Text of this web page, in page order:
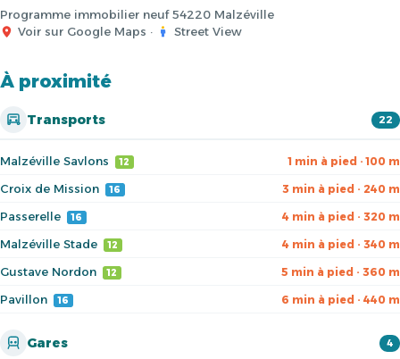
Programme immobilier neuf 54220 Malzéville
Voir sur Google Maps · Street View
À proximité
Transports 22
Malzéville Savlons 12 1 min à pied · 100 m
Croix de Mission 16 3 min à pied · 240 m
Passerelle 16 4 min à pied · 320 m
Malzéville Stade 12 4 min à pied · 340 m
Gustave Nordon 12 5 min à pied · 360 m
Pavillon 16 6 min à pied · 440 m
Gares 4